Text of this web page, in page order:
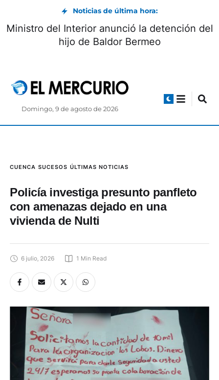
Noticias de última hora:
Ministro del Interior anunció la detención del
hijo de Baldor Bermeo
Domingo, 9 de agosto de 2026
CUENCA SUCESOS ÚLTIMAS NOTICIAS
Policía investiga presunto panfleto
con amenazas dejado en una
vivienda de Nulti
6 julio, 2026 1 Min Read